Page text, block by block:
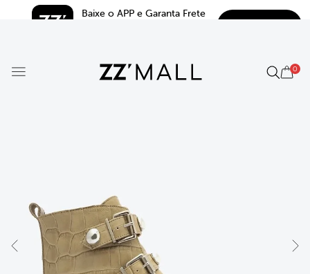
Baixe o APP e Garanta Frete
0